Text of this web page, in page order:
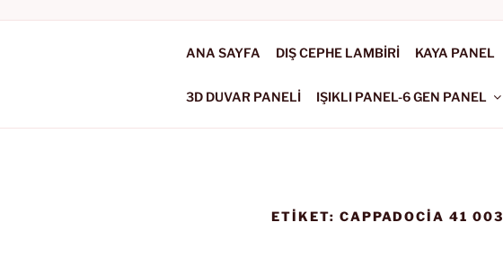
ANA SAYFA DIŞ CEPHE LAMBİRİ KAYA PANEL
3D DUVAR PANELİ IŞIKLI PANEL-6 GEN PANEL
ETIKET: CAPPADOCIA 41 003